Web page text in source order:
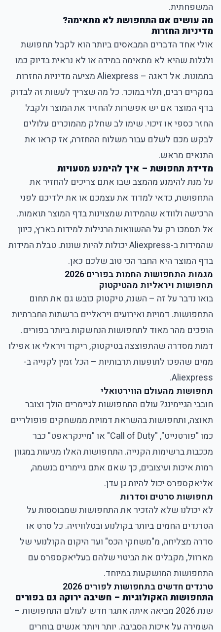
המשפחתית.
מה עושים אם התחפושת לא מתאימה?
מדיניות החזרות
אולי אחד הדברים המבאסים ביותר הוא לקבל תחפושת
ולגלות שהיא לא מתאימה במידה או לא נראית בדיוק כמו
בתמונות. אל דאגה – Aliexpress מציעה מדיניות החזרות
במקרים רבים, תלוי במוכר. כל מה שצריך לעשות זה לבדוק
בדף המוצר אם יש אפשרות להחזיר את המוצר ולקבל
החזר כספי או זיכוי. שימו לב שחלק מהמוכרים עלולים
לבקש מכם לשלם עבור משלוח ההחזרה, אז קראו את
התנאים מראש.
מדידת תחפושת – איך להימנע מטעויות
על מנת להימנע מהמצב שבו אתם צריכים להחזיר את
התחפושת, כדאי למדוד את עצמכם או את ילדיכם לפני
הרכישה ולוודא שהמידות שמצוינות בדף המוצר תואמות.
אל תסמכו רק על ההשוואות הרגילות למידות בארץ, כיוון
שהמידות ב-Aliexpress יכולות להיות שונות. טבלת המידות
בדף המוצר היא החבר הכי טוב שלכם כאן.
מגמות התחפושות החמות בפורים 2026
תחפושות ויראליות מהטיקטוק
בואו נדבר על זה – השנה, טיקטוק כובש גם את תחום
התחפושות. דמויות ואירועים ויראליים ברשתות החברתיות
הופכים מהר מאוד לתחפושות הנחשקות ביותר בפורים.
דמות מסדרה שהתפוצצה בטיקטוק, ריקוד ויראלי או אפילו
ממים שהפכו לתופעות תרבותיות – הכל זמין לקנייה ב-
Aliexpress.
תחפושות מהעולם הווירטואלי
חובבי הגיימינג? עולם התחפושות לגיימרים הולך וצובר
תאוצה, ותחפושות בהשראת דמויות ממשחקים פופולריים
כמו "פורטנייט", "Call of Duty" או "מיינקראפט" כבר
מככבות ברשימות הקנייה. התחפושות האלו מגיעות במגוון
רמות איכות ועיצובים, כך שאם אתם גיימרים בנשמה,
אליאקספרס יכול להיות גן עדן.
תחפושות סרטים וסדרות
לא יכולנו שלא להזכיר את התחפושות שמבוססות על
הטרנדים החמים ביותר בקולנוע ובטלוויזיה. כל סרט או
סדרה מצליחה, מ"משחקי הכס" ועד היקום הקולנועי של
מארוול, מקבלים את הביטוי שלהם בעליאקספרס עם
התחפושות המושקעות במיוחד.
טרנדים חדשים בתחפושות לפורים 2026
התחפושות האקולוגיות – חשיבה ירוקה גם בפורים
שנת 2026 מביאה איתה אתגר חדש לעולם התחפושות –
השמירה על איכות הסביבה. יותר ויותר אנשים בוחרים